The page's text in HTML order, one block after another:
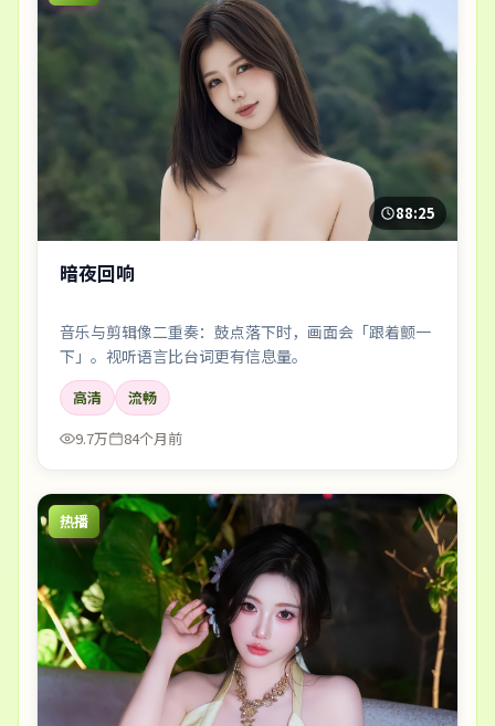
88:25
暗夜回响
音乐与剪辑像二重奏：鼓点落下时，画面会「跟着颤一
下」。视听语言比台词更有信息量。
高清
流畅
9.7万
84个月前
热播